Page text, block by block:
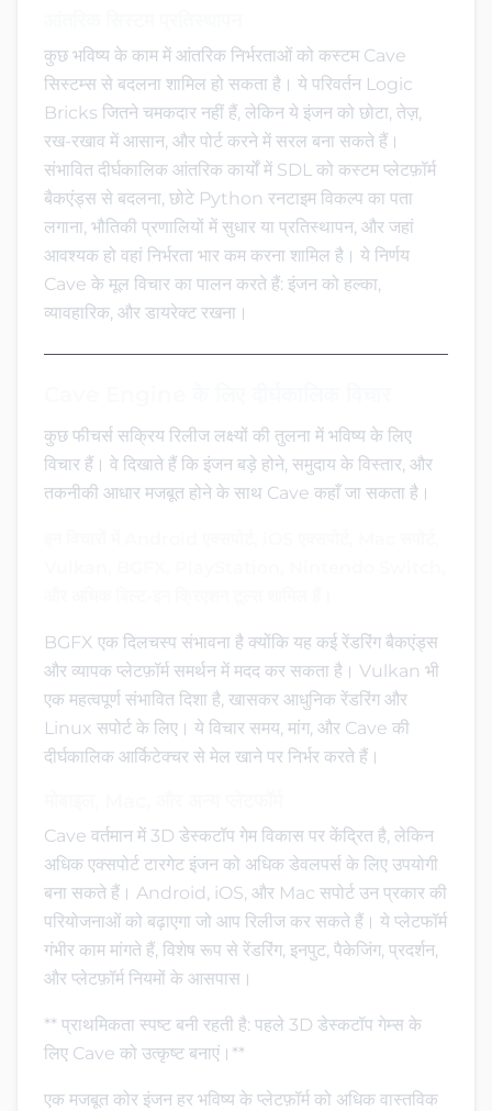
कुछ भविष्य के काम में आंतरिक निर्भरताओं को कस्टम Cave
सिस्टम्स से बदलना शामिल हो सकता है। ये परिवर्तन Logic
Bricks जितने चमकदार नहीं हैं, लेकिन ये इंजन को छोटा, तेज़,
रख-रखाव में आसान, और पोर्ट करने में सरल बना सकते हैं।
संभावित दीर्घकालिक आंतरिक कार्यों में SDL को कस्टम प्लेटफ़ॉर्म
बैकएंड्स से बदलना, छोटे Python रनटाइम विकल्प का पता
लगाना, भौतिकी प्रणालियों में सुधार या प्रतिस्थापन, और जहां
आवश्यक हो वहां निर्भरता भार कम करना शामिल है। ये निर्णय
Cave के मूल विचार का पालन करते हैं: इंजन को हल्का,
व्यावहारिक, और डायरेक्ट रखना।
कुछ फीचर्स सक्रिय रिलीज लक्ष्यों की तुलना में भविष्य के लिए
विचार हैं। वे दिखाते हैं कि इंजन बड़े होने, समुदाय के विस्तार, और
तकनीकी आधार मजबूत होने के साथ Cave कहाँ जा सकता है।
BGFX एक दिलचस्प संभावना है क्योंकि यह कई रेंडरिंग बैकएंड्स
और व्यापक प्लेटफ़ॉर्म समर्थन में मदद कर सकता है। Vulkan भी
एक महत्वपूर्ण संभावित दिशा है, खासकर आधुनिक रेंडरिंग और
Linux सपोर्ट के लिए। ये विचार समय, मांग, और Cave की
दीर्घकालिक आर्किटेक्चर से मेल खाने पर निर्भर करते हैं।
Cave वर्तमान में 3D डेस्कटॉप गेम विकास पर केंद्रित है, लेकिन
अधिक एक्सपोर्ट टारगेट इंजन को अधिक डेवलपर्स के लिए उपयोगी
बना सकते हैं। Android, iOS, और Mac सपोर्ट उन प्रकार की
परियोजनाओं को बढ़ाएगा जो आप रिलीज कर सकते हैं। ये प्लेटफॉर्म
गंभीर काम मांगते हैं, विशेष रूप से रेंडरिंग, इनपुट, पैकेजिंग, प्रदर्शन,
और प्लेटफ़ॉर्म नियमों के आसपास।
** प्राथमिकता स्पष्ट बनी रहती है: पहले 3D डेस्कटॉप गेम्स के
लिए Cave को उत्कृष्ट बनाएं।**
एक मजबूत कोर इंजन हर भविष्य के प्लेटफ़ॉर्म को अधिक वास्तविक